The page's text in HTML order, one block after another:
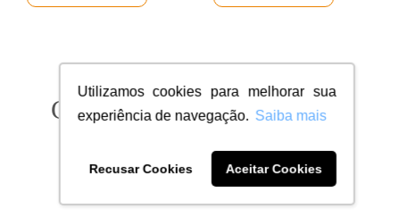
Utilizamos cookies para melhorar sua
experiência de navegação. Saiba mais
Recusar Cookies Aceitar Cookies
Confira milhares de clientes